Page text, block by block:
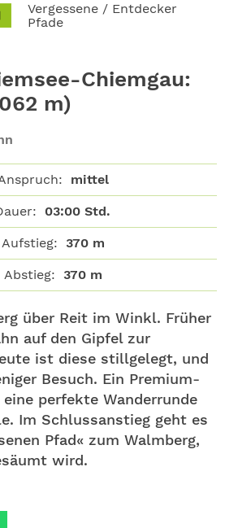
Vergessene / Entdecker
Pfade
Chiemgau:
m)
mittel
03:00 Std.
Aufstieg: 370 m
Abstieg: 370 m
über Reit im Winkl. Früher
auf den Gipfel zur
ist diese stillgelegt, und
Besuch. Ein Premium-
perfekte Wanderrunde
Im Schlussanstieg geht es
Pfad« zum Walmberg,
wird.